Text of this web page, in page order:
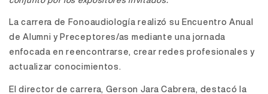
La carrera de Fonoaudiología realizó su Encuentro Anual
de Alumni y Preceptores/as mediante una jornada
enfocada en reencontrarse, crear redes profesionales y
actualizar conocimientos.
El director de carrera, Gerson Jara Cabrera, destacó la